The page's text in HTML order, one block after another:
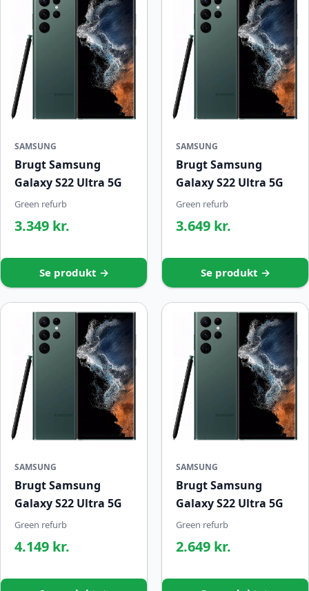
SAMSUNG
Brugt Samsung
Galaxy S22 Ultra 5G
Green refurb
3.349 kr.
Se produkt →
SAMSUNG
Brugt Samsung
Galaxy S22 Ultra 5G
Green refurb
3.649 kr.
Se produkt →
SAMSUNG
Brugt Samsung
Galaxy S22 Ultra 5G
Green refurb
4.149 kr.
SAMSUNG
Brugt Samsung
Galaxy S22 Ultra 5G
Green refurb
2.649 kr.